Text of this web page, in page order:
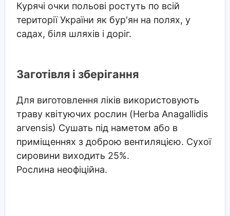
Курячі очки польові ростуть по всій
території України як бур'ян на полях, у
садах, біля шляхів і доріг.
Заготівля і зберігання
Для виготовлення ліків використовують
траву квітуючих рослин (Herba Anagallidis
arvensis) Сушать під наметом або в
приміщеннях з доброю вентиляцією. Сухої
сировини виходить 25%.
Рослина неофіційна.